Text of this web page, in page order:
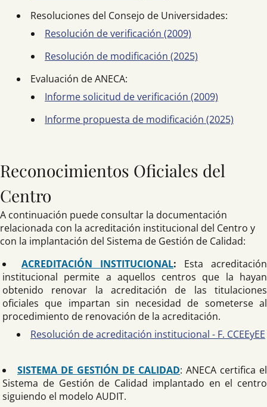
Resoluciones del Consejo de Universidades:
Resolución de verificación (2009)
Resolución de modificación (2025)
Evaluación de ANECA:
Informe solicitud de verificación (2009)
Informe propuesta de modificación (2025)
Reconocimientos Oficiales del
Centro
A continuación puede consultar la documentación
relacionada con la acreditación institucional del Centro y
con la implantación del Sistema de Gestión de Calidad:
ACREDITACIÓN INSTITUCIONAL: Esta acreditación
institucional permite a aquellos centros que la hayan
obtenido renovar la acreditación de las titulaciones
oficiales que impartan sin necesidad de someterse al
procedimiento de renovación de la acreditación.
Resolución de acreditación institucional - F. CCEEyEE
SISTEMA DE GESTIÓN DE CALIDAD: ANECA certifica el
Sistema de Gestión de Calidad implantado en el centro
siguiendo el modelo AUDIT.